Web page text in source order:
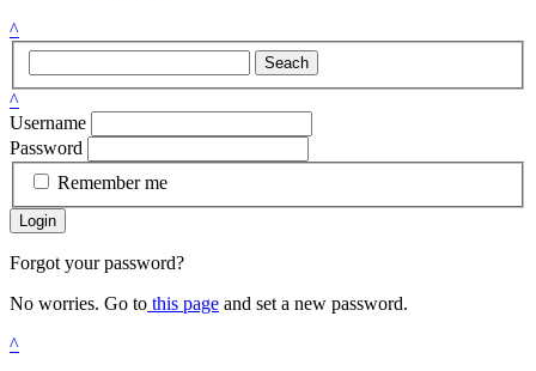
^
Seach
^
Username
Password
Remember me
Login
Forgot your password?
No worries. Go to this page and set a new password.
^